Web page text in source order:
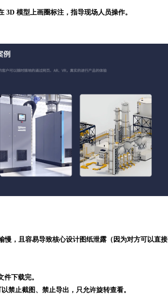
3D 模型上画圈标注，指导现场人员操作。
慢，且容易导致核心设计图纸泄露（因为对方可以直接
下载完。
禁止截图、禁止导出，只允许旋转查看。